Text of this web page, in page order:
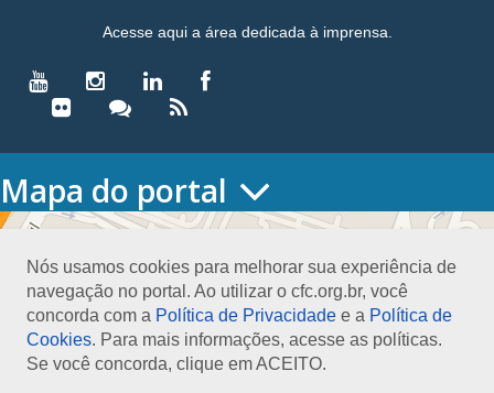
Nós usamos cookies para melhorar sua experiência de
navegação no portal. Ao utilizar o cfc.org.br, você
concorda com a Política de Privacidade e a Política de
Cookies. Para mais informações, acesse as políticas.
Se você concorda, clique em ACEITO.
Acesse aqui a área dedicada à imprensa.
Mapa do portal
HOME
Conselho Diretor
Nossa Sede
Planejamento
Organograma
Medalha João Lyra